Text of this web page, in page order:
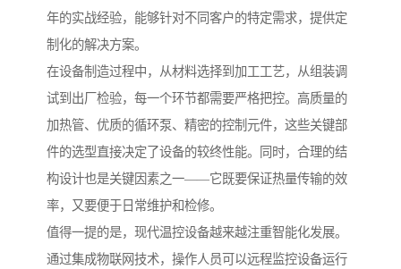
年的实战经验，能够针对不同客户的特定需求，提供定
制化的解决方案。
在设备制造过程中，从材料选择到加工工艺，从组装调
试到出厂检验，每一个环节都需要严格把控。高质量的
加热管、优质的循环泵、精密的控制元件，这些关键部
件的选型直接决定了设备的较终性能。同时，合理的结
构设计也是关键因素之一——它既要保证热量传输的效
率，又要便于日常维护和检修。
值得一提的是，现代温控设备越来越注重智能化发展。
通过集成物联网技术，操作人员可以远程监控设备运行